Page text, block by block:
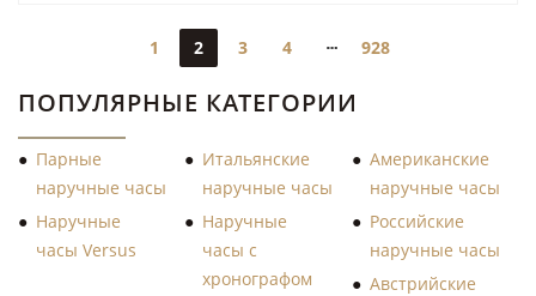
1 2 3 4 928
ПОПУЛЯРНЫЕ КАТЕГОРИИ
Парные
наручные часы
Итальянские
наручные часы
Американские
наручные часы
Наручные
часы Versus
Наручные
часы с
хронографом
Российские
наручные часы
Австрийские